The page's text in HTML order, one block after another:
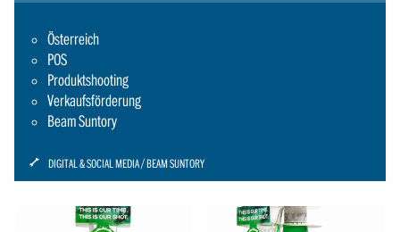
Österreich
POS
Produktshooting
Verkaufsförderung
Beam Suntory
ICON:
SCHRAUBENSCHLUESSEL-
DIGITAL & SOCIAL MEDIA BEAM SUNTORY